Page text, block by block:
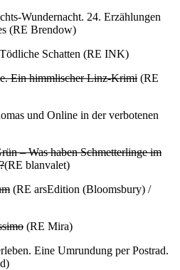
Wundernacht. 24. Erzählungen
(RE Brendow)
Schatten (RE INK)
Ein himmlischer Linz-Krimi (RE
und Online in der verbotenen
– Was haben Schmetterlinge im
(RE blanvalet)
(RE arsEdition (Bloomsbury) /
(RE Mira)
Eine Umrundung per Postrad.